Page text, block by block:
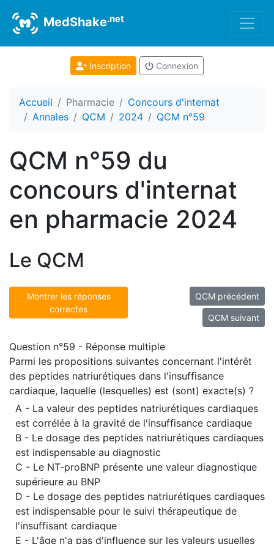
MedShake.net
Inscription Connexion
Accueil Pharmacie
Concours d'internat
Annales
QCM 2024 QCM n°59
QCM n°59 du
concours d'internat
en pharmacie 2024
Le QCM
Montrer les réponses
correctes
QCM précédent
QCM suivant
Question n°59 - Réponse multiple
Parmi les propositions suivantes concernant l'intérêt
des peptides natriurétiques dans l'insuffisance
cardiaque, laquelle (lesquelles) est (sont) exacte(s) ?
A - La valeur des peptides natriurétiques cardiaques
est corrélée à la gravité de l'insuffisance cardiaque
B - Le dosage des peptides natriurétiques cardiaques
est indispensable au diagnostic
C - Le NT-proBNP présente une valeur diagnostique
supérieure au BNP
D - Le dosage des peptides natriurétiques cardiaques
est indispensable pour le suivi thérapeutique de
l'insuffisant cardiaque
E - L'âge n'a pas d'influence sur les valeurs usuelles